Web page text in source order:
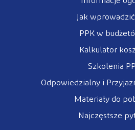
Jak
PPK w
Kalkulator
Szkolenia
Odpowiedzialny i
Materiały do
Najczęstsze